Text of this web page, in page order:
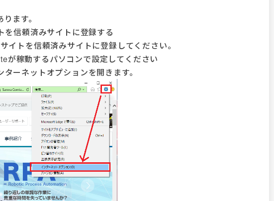
ます。
を信頼済みサイトに登録する
イトを信頼済みサイトに登録してください。
が稼動するパソコンで設定してください
ーネットオプションを開きます。